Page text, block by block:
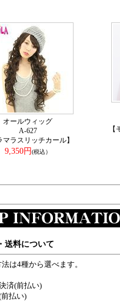
オールウィッグ
A-627
マラスリッチカール】
9,350円(税込）
送料について
は4種から選べます。
済(前払い)
払い)